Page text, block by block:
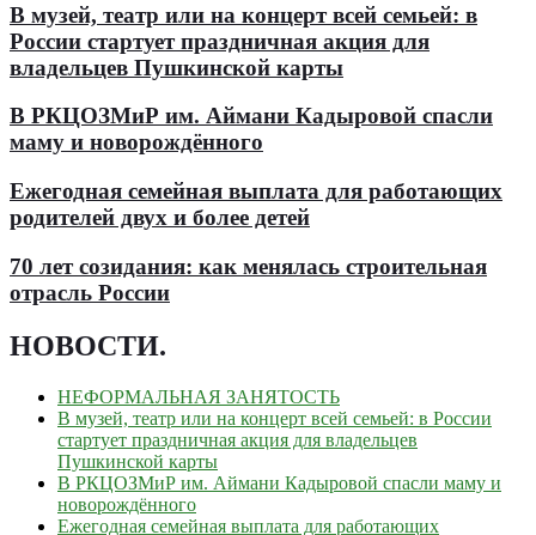
В музей, театр или на концерт всей семьей: в
России стартует праздничная акция для
владельцев Пушкинской карты
В РКЦОЗМиР им. Аймани Кадыровой спасли
маму и новорождённого
Ежегодная семейная выплата для работающих
родителей двух и более детей
70 лет созидания: как менялась строительная
отрасль России
НОВОСТИ.
НЕФОРМАЛЬНАЯ ЗАНЯТОСТЬ
В музей, театр или на концерт всей семьей: в России
стартует праздничная акция для владельцев
Пушкинской карты
В РКЦОЗМиР им. Аймани Кадыровой спасли маму и
новорождённого
Ежегодная семейная выплата для работающих